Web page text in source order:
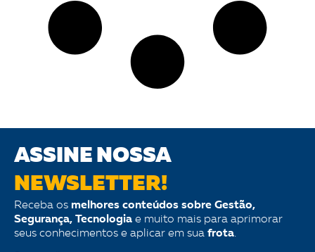
ASSINE NOSSA
NEWSLETTER!
Receba os melhores conteúdos sobre Gestão,
Segurança, Tecnologia e muito mais para aprimorar
seus conhecimentos e aplicar em sua frota.